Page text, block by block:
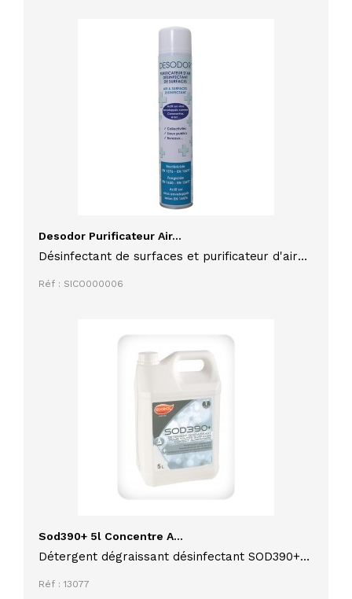
Desodor Purificateur Air...
Désinfectant de surfaces et purificateur d'air
efficace sur Coronavirus selon norme EN
Réf : SICO000006
Sod390+ 5l Concentre A...
Détergent dégraissant désinfectant SOD390+
lavables
Réf : 13077